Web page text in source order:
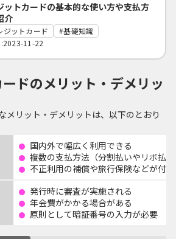
ットカードの基本的な使い方や支払方
介
ジットカード
基礎知識
11-22
ドのメリット・デメリッ
メリット・デメリットは、以下のとおり
国内外で幅広く利用できる
複数の支払方法（分割払いやリボ払
不正利用の補償や旅行保険などが付
発行時に審査が実施される
年会費がかかる場合がある
原則として暗証番号の入力が必要